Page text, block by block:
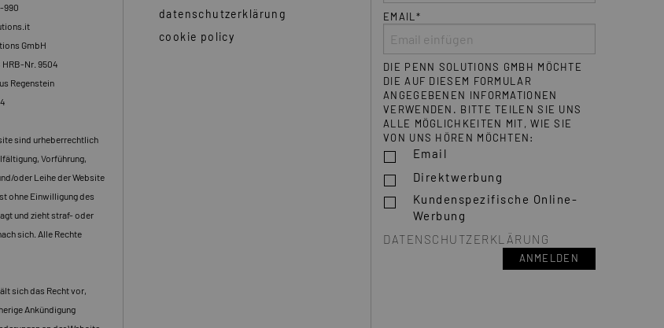
990
GmbH
HRB-Nr. 9504
Regenstein
sind urheberrechtlich
Vorführung,
oder Leihe der Website
ohne Einwilligung des
und zieht straf- oder
sich. Alle Rechte
sich das Recht vor,
Ankündigung
datenschutzerklärung
cookie policy
EMAIL*
DIE PENN SOLUTIONS GMBH MÖCHTE
DIE AUF DIESEM FORMULAR
ANGEGEBENEN INFORMATIONEN
VERWENDEN. BITTE TEILEN SIE UNS
ALLE MÖGLICHKEITEN MIT, WIE SIE
VON UNS HÖREN MÖCHTEN:
Email
Direktwerbung
Kundenspezifische Online-
Werbung
DATENSCHUTZERKLÄRUNG
ANMELDEN